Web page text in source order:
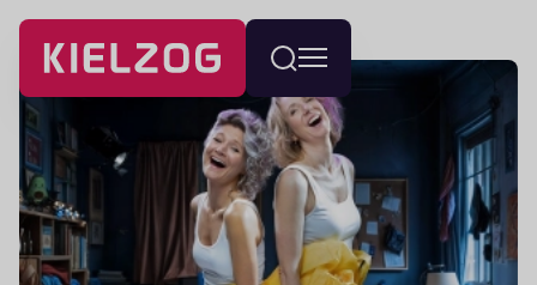
Navigatie
overslaan
Wissel
menu